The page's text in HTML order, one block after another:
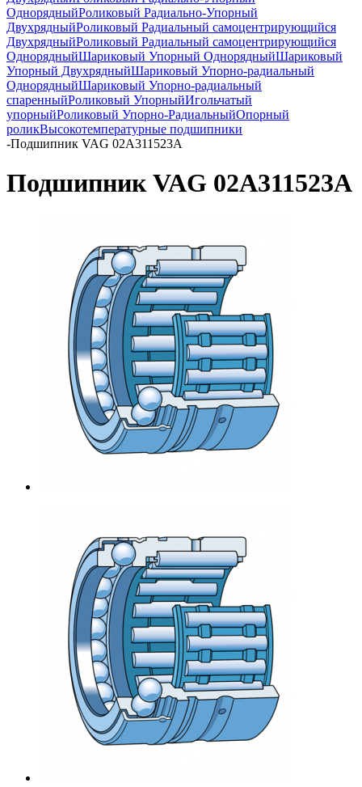
ОднорядныйРоликовый Радиально-Упорный
ДвухрядныйРоликовый Радиальный самоцентрирующийся
ДвухрядныйРоликовый Радиальный самоцентрирующийся
ОднорядныйШариковый Упорный ОднорядныйШариковый
Упорный ДвухрядныйШариковый Упорно-радиальный
ОднорядныйШариковый Упорно-радиальный
спаренныйРоликовый УпорныйИгольчатый
упорныйРоликовый Упорно-РадиальныйОпорный
роликВысокотемпературные подшипники
-Подшипник VAG 02A311523A
Подшипник VAG 02A311523A